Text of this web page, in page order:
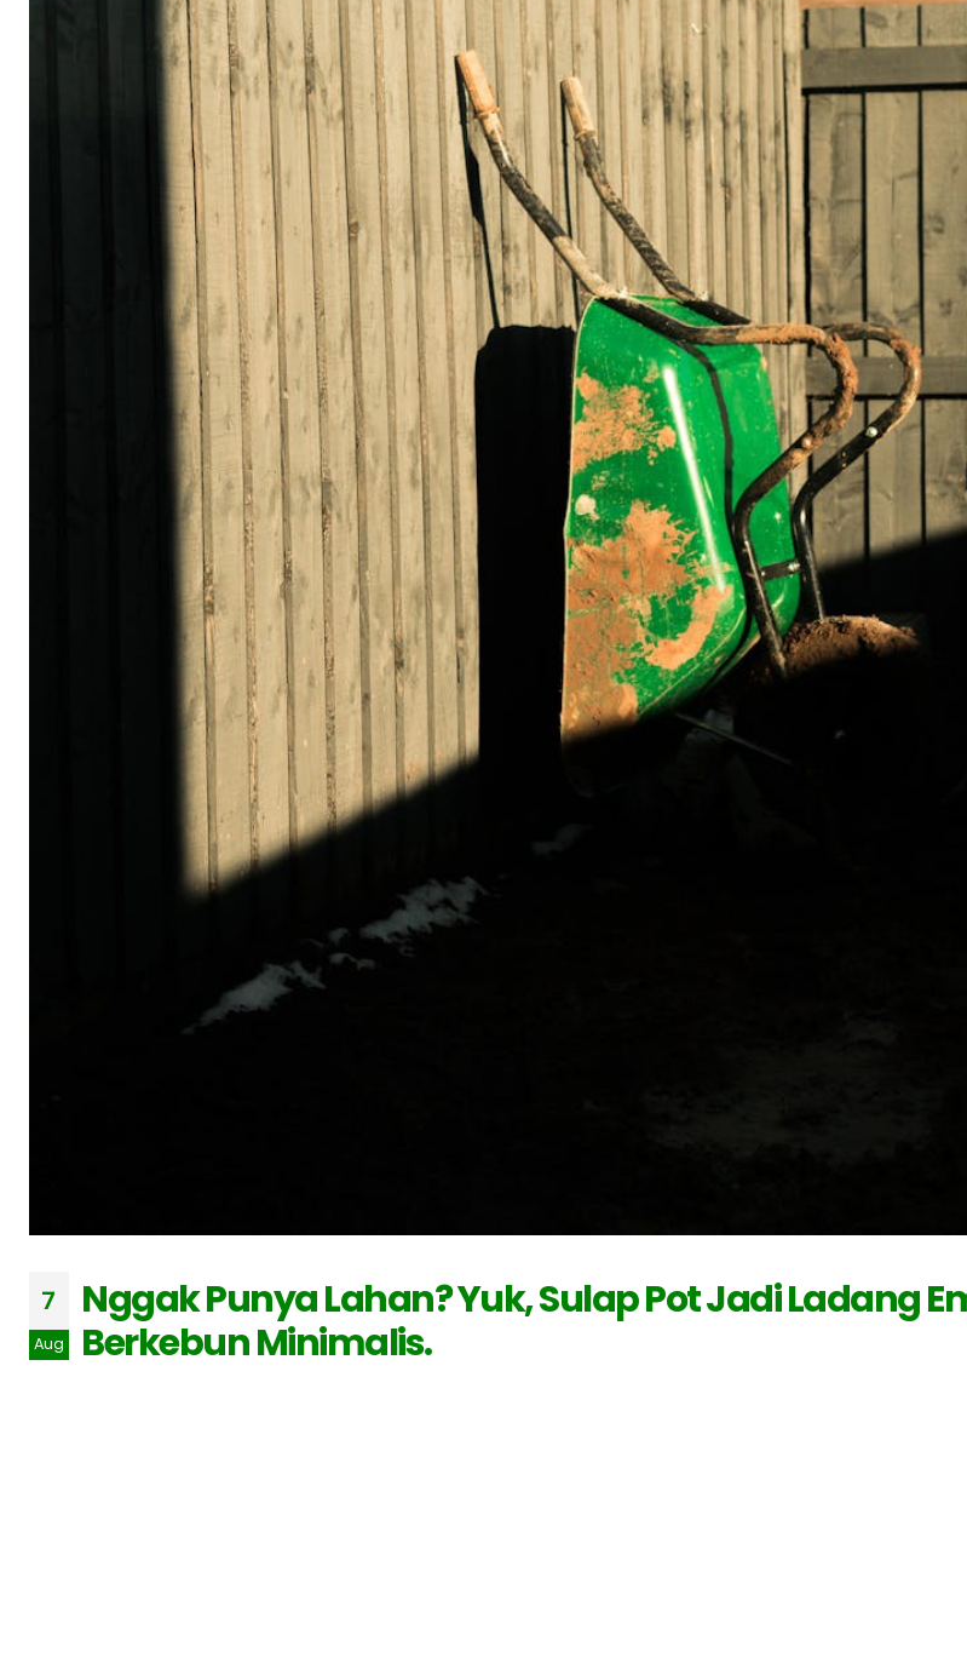
7
Aug
Nggak Punya Lahan? Yuk, Sulap Pot Jadi Ladang
Berkebun Minimalis.